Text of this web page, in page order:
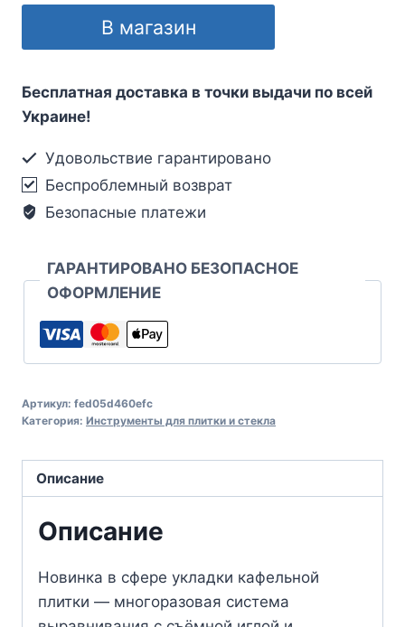
В магазин
Бесплатная доставка в точки выдачи по всей
Украине!
Удовольствие гарантировано
Беспроблемный возврат
Безопасные платежи
ГАРАНТИРОВАНО БЕЗОПАСНОЕ
ОФОРМЛЕНИЕ
Артикул: fed05d460efc
Категория: Инструменты для плитки и стекла
Описание
Описание
Новинка в сфере укладки кафельной
плитки — многоразовая система